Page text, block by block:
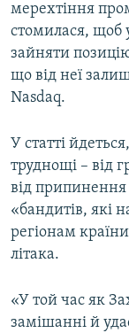
мерехтіння
стомилася, щоб
зайняти
що від неї
Nasdaq.
У статті
труднощі – від
від припинення
«бандитів, які
регіонам
літака.
«У той час як
замішанні й